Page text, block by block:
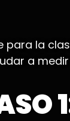
para la
a